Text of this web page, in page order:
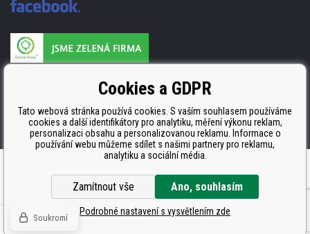
ISO 9001. ISO 14001 a STMC.
Tvorbu webové stránkyzajistilBINARGON.cz
© Všechna práva vyhrazena CDRmarket.cz -
Cookies a GDPR
Tato webová stránka používá cookies. S vaším souhlasem používáme
cookies a další identifikátory pro analytiku, měření výkonu reklam,
personalizaci obsahu a personalizovanou reklamu. Informace o
používání webu můžeme sdílet s našimi partnery pro reklamu,
analytiku a sociální média.
Zamítnout vše Ano, souhlasím
Podrobné nastavení s vysvětlením zde
Soukromí